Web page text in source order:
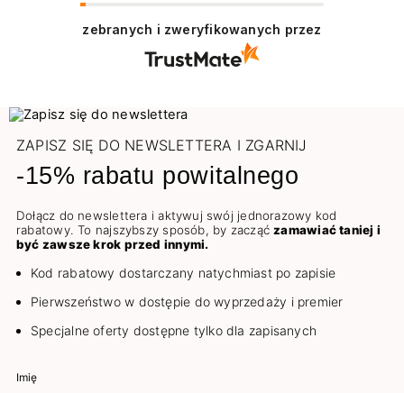
zebranych i zweryfikowanych przez
ZAPISZ SIĘ DO NEWSLETTERA I ZGARNIJ
-15% rabatu powitalnego
Dołącz do newslettera i aktywuj swój jednorazowy kod
rabatowy. To najszybszy sposób, by zacząćzamawiać taniej i
być zawsze krok przed innymi.
Kod rabatowy dostarczany natychmiast po zapisie
Pierwszeństwo w dostępie do wyprzedaży i premier
Specjalne oferty dostępne tylko dla zapisanych